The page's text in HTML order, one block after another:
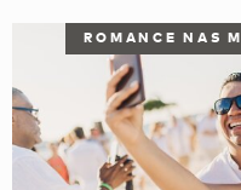
ROMANCE NAS